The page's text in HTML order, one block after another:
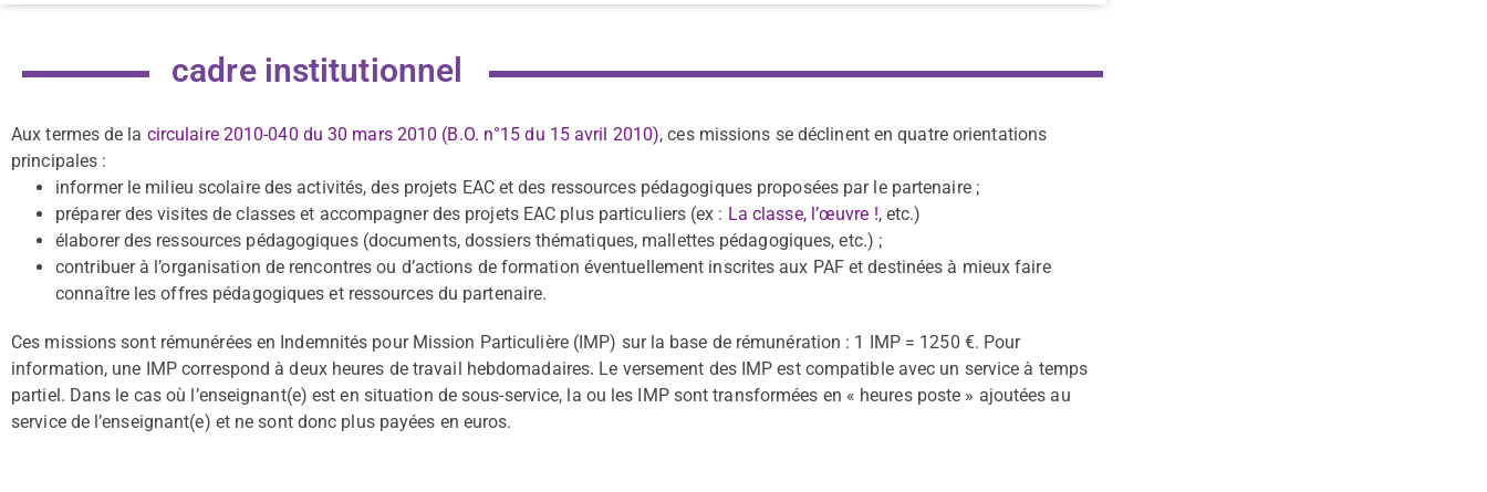
cadre institutionnel
Aux termes de la circulaire 2010-040 du 30 mars 2010 (B.O. n°15 du 15 avril 2010), ces missions se déclinent en quatre orientations
principales :
informer le milieu scolaire des activités, des projets EAC et des ressources pédagogiques proposées par le partenaire ;
préparer des visites de classes et accompagner des projets EAC plus particuliers (ex : La classe, l’œuvre !, etc.)
élaborer des ressources pédagogiques (documents, dossiers thématiques, mallettes pédagogiques, etc.) ;
contribuer à l’organisation de rencontres ou d’actions de formation éventuellement inscrites aux PAF et destinées à mieux faire
connaître les offres pédagogiques et ressources du partenaire.
Ces missions sont rémunérées en Indemnités pour Mission Particulière (IMP) sur la base de rémunération : 1 IMP = 1250 €. Pour
information, une IMP correspond à deux heures de travail hebdomadaires. Le versement des IMP est compatible avec un service à temps
partiel. Dans le cas où l’enseignant(e) est en situation de sous-service, la ou les IMP sont transformées en « heures poste » ajoutées au
service de l’enseignant(e) et ne sont donc plus payées en euros.